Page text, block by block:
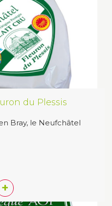
du Plessis
Bray, le Neufchâtel
+